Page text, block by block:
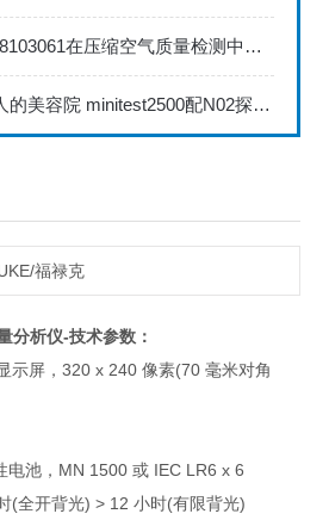
德尔格水检测管8103061在压缩空气质量检测中的应用
秋葵视频app女人的美容院 minitest2500配N02探头如何两点校准？
福禄克
分析仪-技术参数：
示屏，320 x 240 像素(70 毫米对角
电池，MN 1500 或 IEC LR6 x 6
(全开背光) > 12 小时(有限背光)